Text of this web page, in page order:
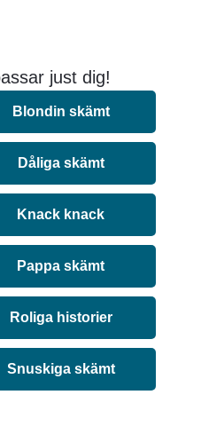
just dig!
Blondin skämt
Dåliga skämt
Knack knack
Pappa skämt
Roliga historier
Snuskiga skämt